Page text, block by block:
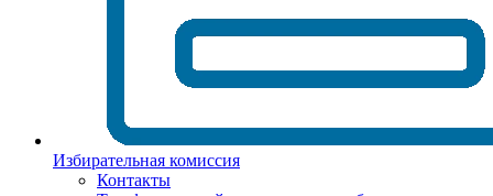
Избирательная комиссия
Контакты